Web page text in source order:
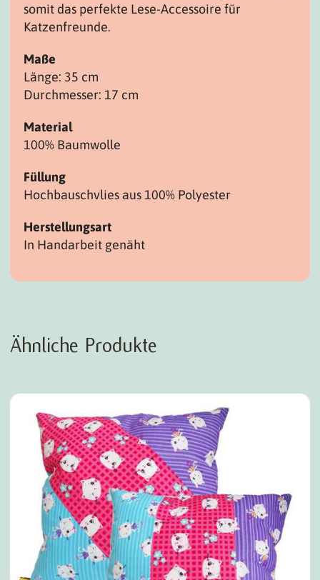
somit das perfekte Lese-Accessoire für
Katzenfreunde.
Maße
Länge: 35 cm
Durchmesser: 17 cm
Material
100% Baumwolle
Füllung
Hochbauschvlies aus 100% Polyester
Herstellungsart
In Handarbeit genäht
Ähnliche Produkte